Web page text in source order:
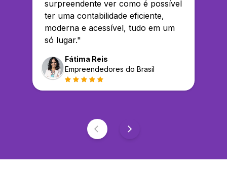
surpreendente ver como é possível
ter uma contabilidade eficiente,
moderna e acessível, tudo em um
só lugar."
Fátima Reis
Empreendedores do Brasil